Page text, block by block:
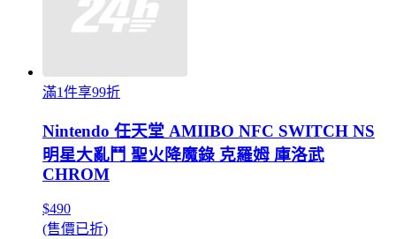
滿1件享99折
Nintendo 任天堂 AMIIBO NFC SWITCH NS
明星大亂鬥 聖火降魔錄 克羅姆 庫洛武
CHROM
$490
(售價已折)